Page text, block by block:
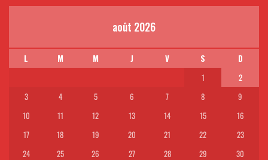
août 2026
L M M J V S
D
1
2
3
4 5 6 7 8
9
10
11 12 13 14 15
16
17
18 19 20 21 22
23
24
25 26 27 28 29
30